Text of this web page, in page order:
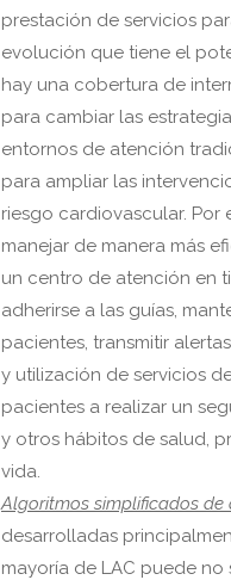
prestación de servicios
evolución que tiene el
hay una cobertura de
para cambiar las
entornos de atención
para ampliar las
riesgo cardiovascular.
manejar de manera más
un centro de atención en
adherirse a las guías,
pacientes, transmitir
y utilización de servicios
pacientes a realizar un
y otros hábitos de salud,
vida.
Algoritmos simplificados de
desarrolladas
mayoría de LAC puede